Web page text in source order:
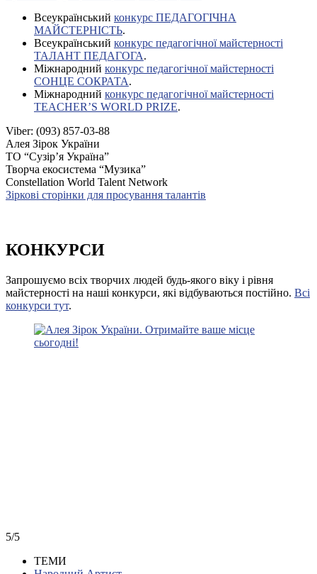
Всеукраїнський конкурс ПЕДАГОГІЧНА
МАЙСТЕРНІСТЬ.
Всеукраїнський конкурс педагогічної майстерності
ТАЛАНТ ПЕДАГОГА.
Міжнародний конкурс педагогічної майстерності
СОНЦЕ СОКРАТА.
Міжнародний конкурс педагогічної майстерності
TEACHER’S WORLD PRIZE.
Viber: (093) 857-03-88
Алея Зірок України
ТО “Сузір’я Україна”
Творча екосистема “Музика”
Constellation World Talent Network
Зіркові сторінки для просування талантів
КОНКУРСИ
Запрошуємо всіх творчих людей будь-якого віку і рівня
майстерності на наші конкурси, які відбуваються постійно. Всі
конкурси тут.
5/5
ТЕМИ